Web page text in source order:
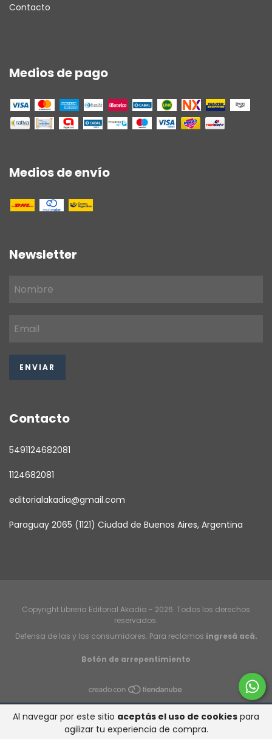
Al navegar por este sitio aceptás el uso de cookies para
agilizar tu experiencia de compra.
Contacto
Medios de pago
Medios de envío
Newsletter
Contacto
5491124682081
1124682081
editorialakadia@gmail.com
Paraguay 2065 (1121) Ciudad de Buenos Aires, Argentina
Copyright Libreria Editorial Akadia - 2026. Todos los derechos
reservados.
Defensa de las y los consumidores. Para reclamos ingresá acá.
Botón de arrepentimiento